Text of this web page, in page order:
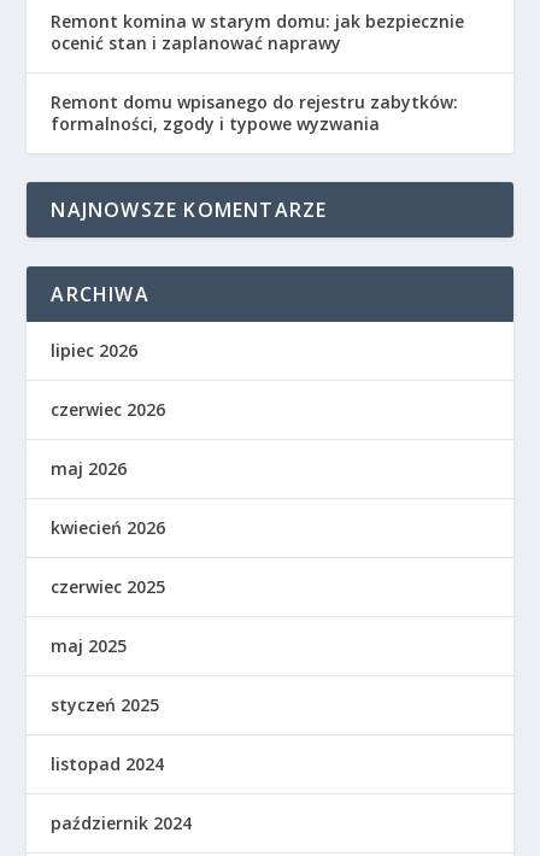
Remont komina w starym domu: jak bezpiecznie
ocenić stan i zaplanować naprawy
Remont domu wpisanego do rejestru zabytków:
formalności, zgody i typowe wyzwania
NAJNOWSZE KOMENTARZE
ARCHIWA
lipiec 2026
czerwiec 2026
maj 2026
kwiecień 2026
czerwiec 2025
maj 2025
styczeń 2025
listopad 2024
październik 2024